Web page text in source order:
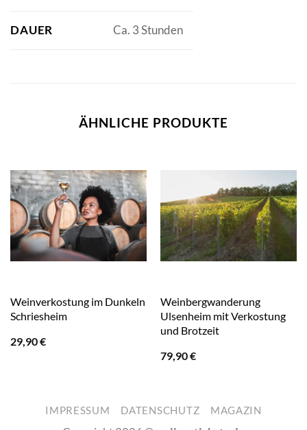
DAUER Ca. 3 Stunden
ÄHNLICHE PRODUKTE
Weinverkostung im Dunkeln
Schriesheim
29,90€
Weinbergwanderung
Ulsenheim mit Verkostung
und Brotzeit
79,90€
IMPRESSUM DATENSCHUTZ MAGAZIN